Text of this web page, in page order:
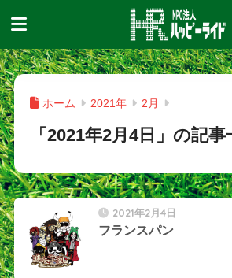
ホーム 2021年 2月
「2021年2月4日」の記事
2021年2月4日
フランスパン